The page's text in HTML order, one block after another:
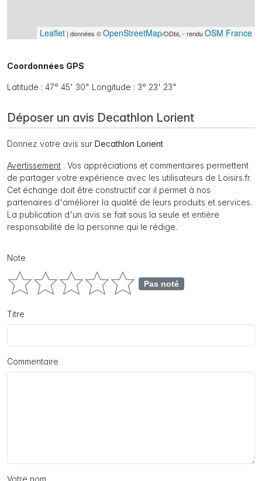
Leaflet | données ©OpenStreetMap/ODbL - renduOSM France
Coordonnées GPS
Latitude : 47° 45' 30" Longitude : 3° 23' 23"
Déposer un avis Decathlon Lorient
Donnez votre avis sur Decathlon Lorient
Avertissement : Vos appréciations et commentaires permettent
de partager votre expérience avec les utilisateurs de Loisirs.fr.
Cet échange doit être constructif car il permet à nos
partenaires d'améliorer la qualité de leurs produits et services.
La publication d'un avis se fait sous la seule et entière
responsabilité de la personne qui le rédige.
Note
Pas noté
Titre
Commentaire